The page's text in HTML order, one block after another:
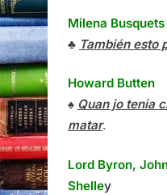
Milena Busquets
♣ También esto
Howard Butten
♠ Quan jo tenia
matar.
Lord Byron,
Shelley